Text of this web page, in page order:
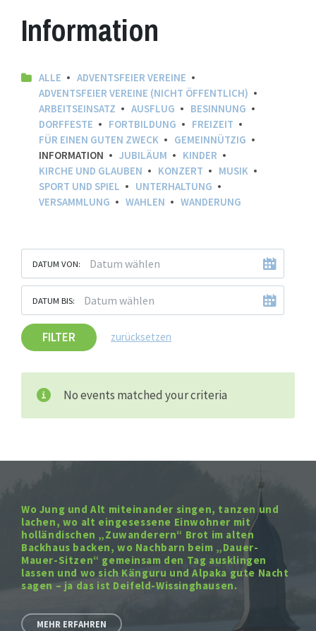
Information
ALLE
ADVENTSFEIER VEREINE
ADVENTSFEIER VEREINE (NICHT ÖFFENTLICH)
ARBEITSEINSATZ
AUSFLUG
BESINNUNG
DORFFESTE
FORTBILDUNG
FREIZEIT
FÜR EINEN GUTEN ZWECK
GEMEINNÜTZIG
INFORMATION
JUBILÄUM
KINDER
KIRCHE UND GLAUBEN
KONZERT
MUSIK
SPORT UND SPIEL
UNTERHALTUNG
VERSAMMLUNG
WAHLEN WANDERUNG
DATUM VON:
DATUM BIS:
FILTER zurücksetzen
No events matched your criteria
Wo Jung und Alt miteinander singen, tanzen und
lachen, wo alt eingesessene Einwohner mit
holländischen „Zuwanderern“ Brot im alten
Backhaus backen, wo Nachbarn beim „Dauer-
Mauer-Sitzen“ gemeinsam den Tag ausklingen
lassen und wo sich Känguru und Alpaka gute Nacht
sagen – ja das ist Deifeld-Wissinghausen.
MEHR ERFAHREN